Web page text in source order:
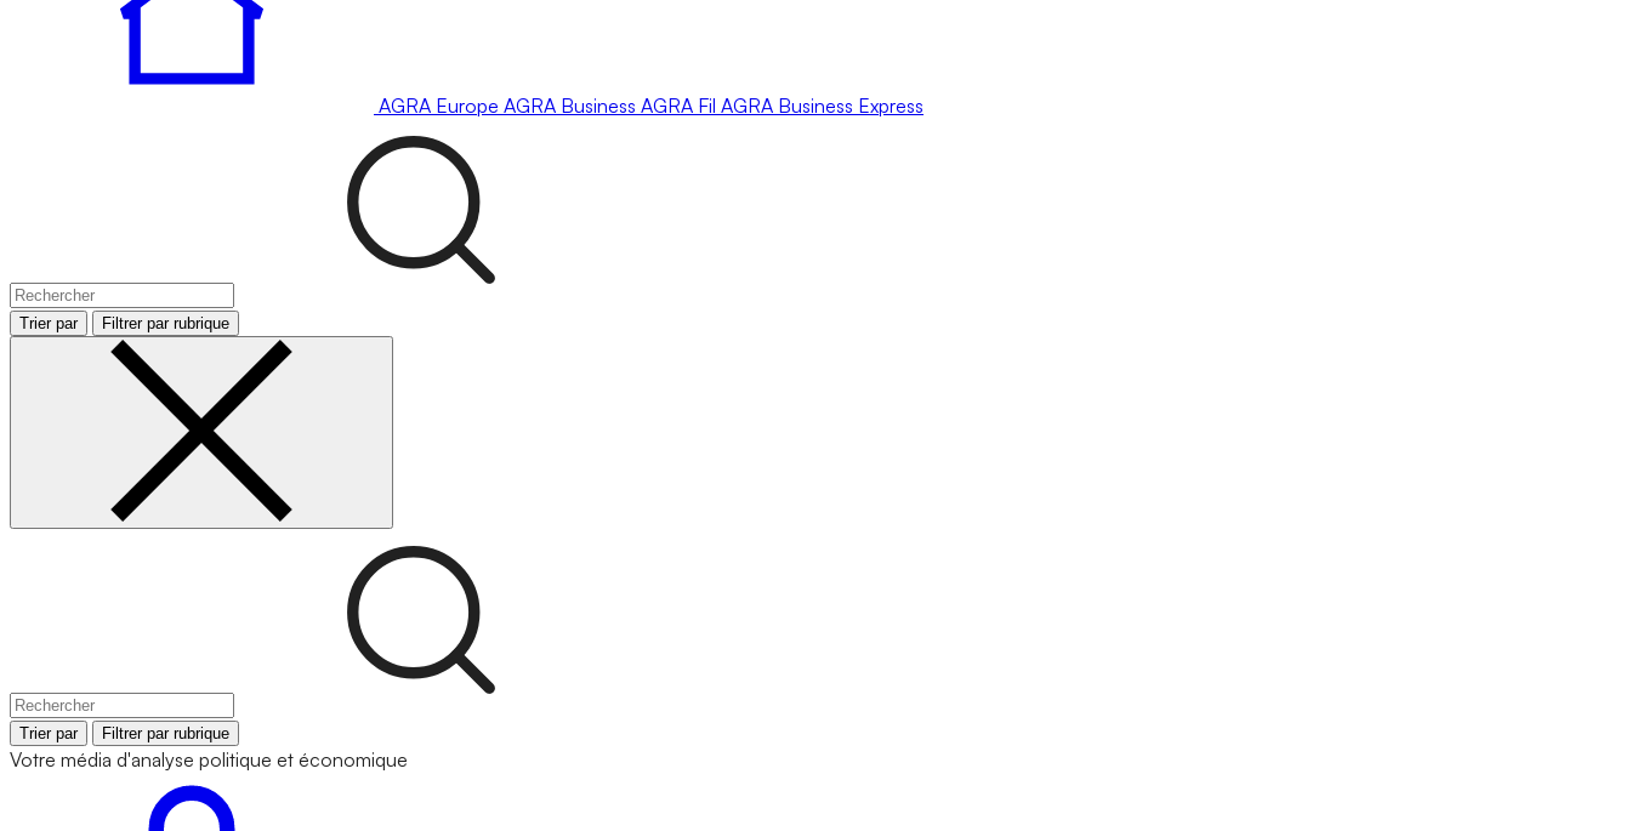
AGRA Europe AGRA Business AGRA Fil AGRA Business Express
Trier par Filtrer par rubrique
Trier par Filtrer par rubrique
Votre média d'analyse politique et économique